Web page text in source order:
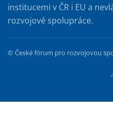
institucemi v ČR i EU a
rozvojové spolupráce.
© České fórum pro rozvojovou